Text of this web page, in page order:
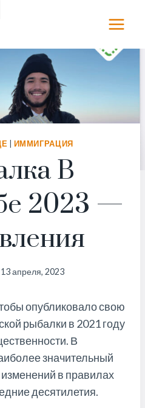
ИММИГРАЦИЯ
В
2023 —
13 апреля, 2023
опубликовало свою
рыбалки в 2021 году
В
значительный
в правилах
десятилетия.